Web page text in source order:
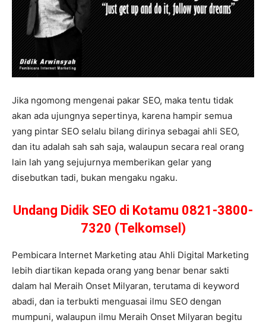
Jika ngomong mengenai pakar SEO, maka tentu tidak
akan ada ujungnya sepertinya, karena hampir semua
yang pintar SEO selalu bilang dirinya sebagai ahli SEO,
dan itu adalah sah sah saja, walaupun secara real orang
lain lah yang sejujurnya memberikan gelar yang
disebutkan tadi, bukan mengaku ngaku.
Undang Didik SEO di Kotamu 0821-3800-
7320 (Telkomsel)
Pembicara Internet Marketing atau Ahli Digital Marketing
lebih diartikan kepada orang yang benar benar sakti
dalam hal Meraih Onset Milyaran, terutama di keyword
abadi, dan ia terbukti menguasai ilmu SEO dengan
mumpuni, walaupun ilmu Meraih Onset Milyaran begitu